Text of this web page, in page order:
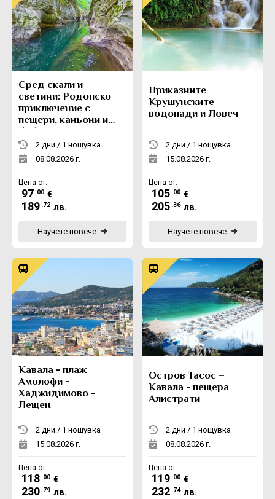
Сред скали и
светини: Родопско
приключение с
пещери, каньони и
боб
2 дни / 1 нощувка
08.08.2026 г.
Цена от:
97 .00 €
189 .72 лв.
Научете повече
Приказните
Крушунските
водопади и Ловеч
2 дни / 1 нощувка
15.08.2026 г.
Цена от:
105 .00 €
205 .36 лв.
Научете повече
Кавала - плаж
Амолофи -
Хаджидимово -
Лещен
2 дни / 1 нощувка
15.08.2026 г.
Цена от:
118 .00 €
230 .79 лв.
Остров Тасос –
Кавала - пещера
Алистрати
2 дни / 1 нощувка
08.08.2026 г.
Цена от:
119 .00 €
232 .74 лв.